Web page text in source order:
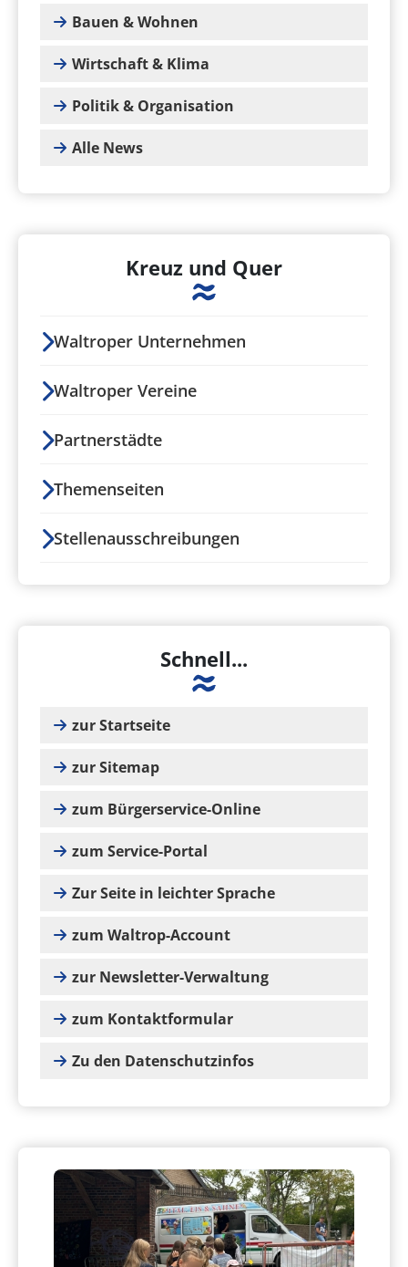
Bauen & Wohnen
Wirtschaft & Klima
Politik & Organisation
Alle News
Kreuz und Quer
Waltroper Unternehmen
Waltroper Vereine
Partnerstädte
Themenseiten
Stellenausschreibungen
Schnell...
zur Startseite
zur Sitemap
zum Bürgerservice-Online
zum Service-Portal
Zur Seite in leichter Sprache
zum Waltrop-Account
zur Newsletter-Verwaltung
zum Kontaktformular
Zu den Datenschutzinfos